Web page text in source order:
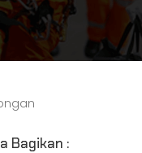
Bagikan :